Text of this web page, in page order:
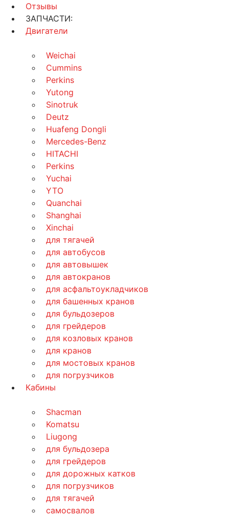
Отзывы
ЗАПЧАСТИ:
Двигатели
Weichai
Cummins
Perkins
Yutong
Sinotruk
Deutz
Huafeng Dongli
Mercedes-Benz
HITACHI
Perkins
Yuchai
YTO
Quanchai
Shanghai
Xinchai
для тягачей
для автобусов
для автовышек
для автокранов
для асфальтоукладчиков
для башенных кранов
для бульдозеров
для грейдеров
для козловых кранов
для кранов
для мостовых кранов
для погрузчиков
Кабины
Shacman
Komatsu
Liugong
для бульдозера
для грейдеров
для дорожных катков
для погрузчиков
для тягачей
самосвалов